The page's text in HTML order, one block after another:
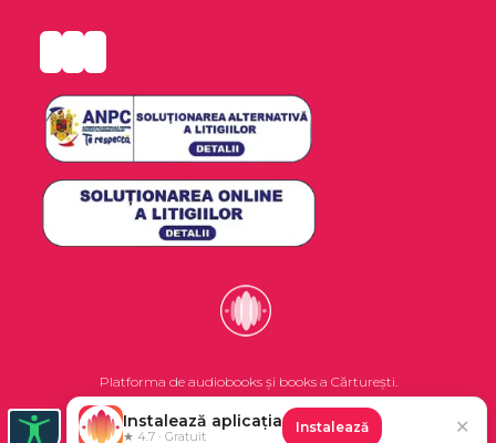
Platforma de audiobooks și books a Cărturești.
©2026 Nemo EPG SRL. Toate drepturile rezervate.
Instalează aplicația
★ 4.7 · Gratuit
Instalează ✕